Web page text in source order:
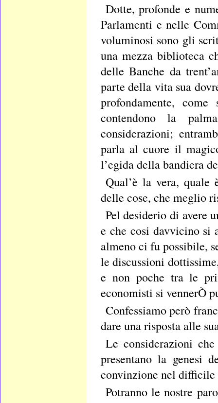
Dotte, profonde e
Parlamenti e nelle
voluminosi sono gli
una mezza biblioteca
delle Banche da
parte della vita sua
profondamente,
contendono la
considerazioni;
parla al cuore il
l’egida della bandiera
Qual’è la vera, quale
delle cose, che meglio
Pel desiderio di avere
e che cosi davvicino si
almeno ci fu possibile,
le discussioni
e non poche tra le
economisti si vennerÒ
Confessiamo però
dare una risposta alle
Le considerazioni
presentano la genesi
convinzione nel difficile
Potranno le nostre